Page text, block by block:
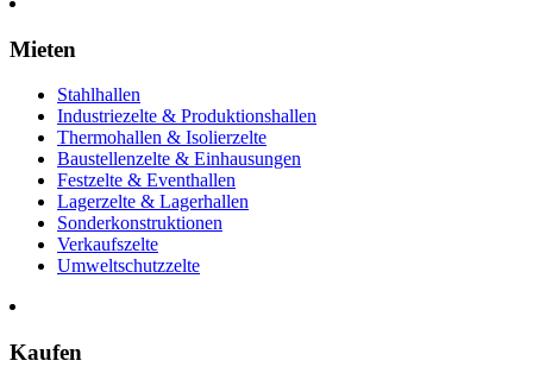
Mieten
Stahlhallen
Industriezelte & Produktionshallen
Thermohallen & Isolierzelte
Baustellenzelte & Einhausungen
Festzelte & Eventhallen
Lagerzelte & Lagerhallen
Sonderkonstruktionen
Verkaufszelte
Umweltschutzzelte
Kaufen